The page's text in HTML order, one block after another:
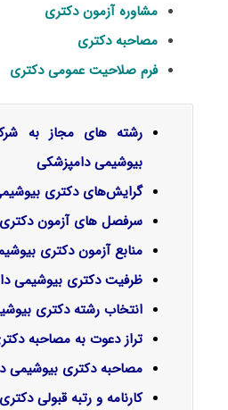
مشاوره آزمون دکتری
مصاحبه دکتری
فرم صلاحیت عمومی دکتری
رشته های مجاز به
بیوشیمی دامپزشکی
گرایش‌های دکتری
سرفصل‌ های آزمون
منابع آزمون دکتری
ظرفیت دکتری بیوشیمی
انتخاب رشته دکتری
تراز دعوت به مصاحبه
مصاحبه دکتری بیوشیمی
کارنامه و رتبه قبولی